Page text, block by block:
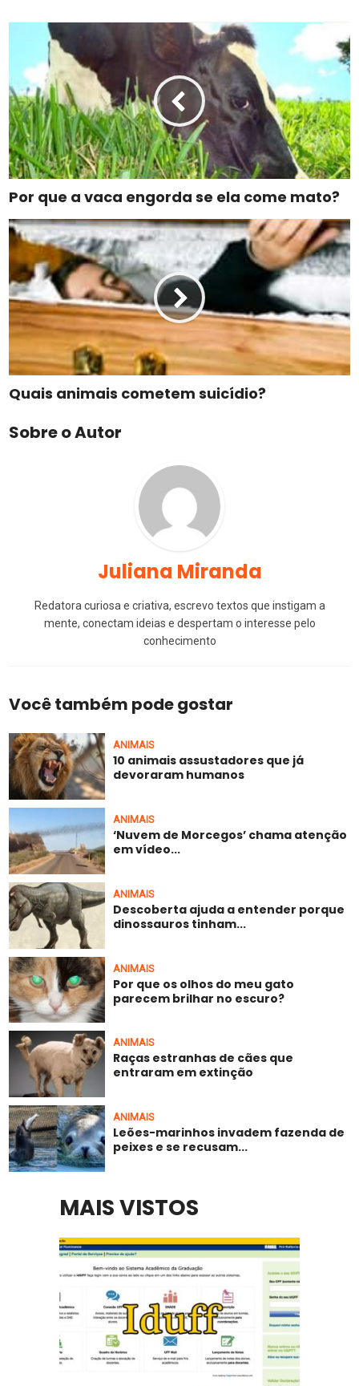
Por que a vaca engorda se ela come mato?
Quais animais cometem suicídio?
Sobre o Autor
Juliana Miranda
Redatora curiosa e criativa, escrevo textos que instigam a
mente, conectam ideias e despertam o interesse pelo
conhecimento
Você também pode gostar
ANIMAIS
10 animais assustadores que já
devoraram humanos
ANIMAIS
‘Nuvem de Morcegos’ chama atenção
em vídeo...
ANIMAIS
Descoberta ajuda a entender porque
dinossauros tinham...
ANIMAIS
Por que os olhos do meu gato
parecem brilhar no escuro?
ANIMAIS
Raças estranhas de cães que
entraram em extinção
ANIMAIS
Leões-marinhos invadem fazenda de
peixes e se recusam...
MAIS VISTOS